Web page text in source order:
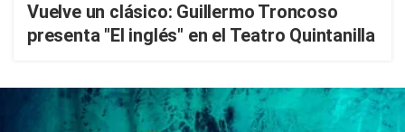
Vuelve un clásico: Guillermo Troncoso
presenta "El inglés" en el Teatro Quintanilla